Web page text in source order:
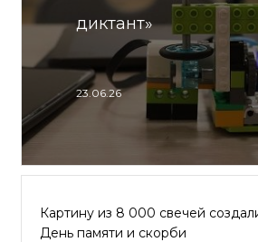
диктант»
23.06.26
Картину из 8 000 свечей
День памяти и скорби